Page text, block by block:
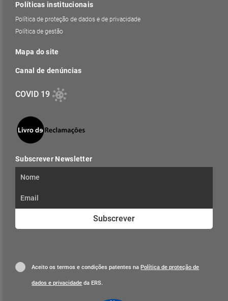
Políticas institucionais
Política de proteção de dados e de privacidade
Política de gestão
Mapa do site
Canal de denúncias
COVID 19
Subscrever Newsletter
Subscrever
Aceito os termos e condições patentes naPolítica de proteção de
dados e privacidade da ERS.